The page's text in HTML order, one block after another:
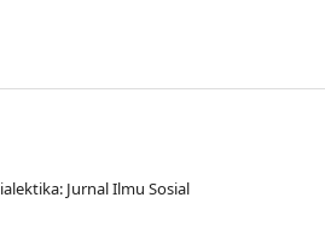
Jurnal Ilmu Sosial